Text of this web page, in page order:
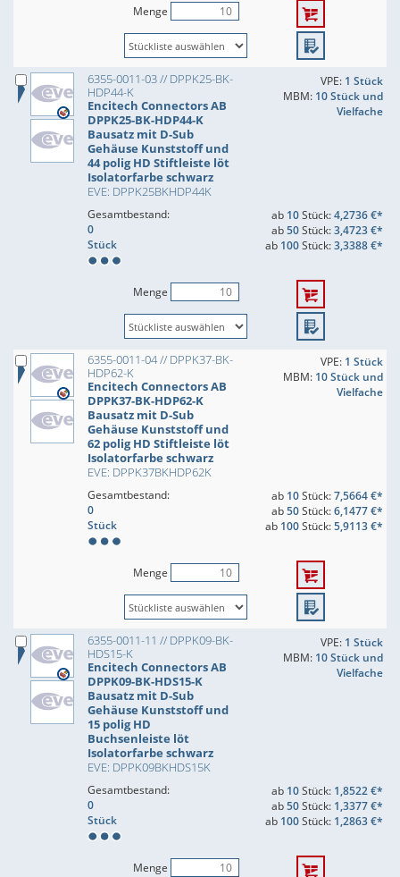
Menge
6355-0011-03 // DPPK25-BK-
HDP44-K
Encitech Connectors AB
DPPK25-BK-HDP44-K
Bausatz mit D-Sub
Gehäuse Kunststoff und
44 polig HD Stiftleiste löt
Isolatorfarbe schwarz
EVE: DPPK25BKHDP44K
VPE: 1 Stück
MBM: 10 Stück und
Vielfache
Gesamtbestand:
0
Stück
ab 10Stück:4,2736 €*
ab50Stück:3,4723 €*
ab 100Stück:3,3388 €*
Menge
6355-0011-04 // DPPK37-BK-
HDP62-K
Encitech Connectors AB
DPPK37-BK-HDP62-K
Bausatz mit D-Sub
Gehäuse Kunststoff und
62 polig HD Stiftleiste löt
Isolatorfarbe schwarz
EVE: DPPK37BKHDP62K
VPE: 1 Stück
MBM: 10 Stück und
Vielfache
Gesamtbestand:
0
Stück
ab 10Stück:7,5664 €*
ab50Stück:6,1477 €*
ab 100Stück:5,9113 €*
Menge
6355-0011-11 // DPPK09-BK-
HDS15-K
Encitech Connectors AB
DPPK09-BK-HDS15-K
Bausatz mit D-Sub
Gehäuse Kunststoff und
15 polig HD
Buchsenleiste löt
Isolatorfarbe schwarz
EVE: DPPK09BKHDS15K
VPE: 1 Stück
MBM: 10 Stück und
Vielfache
Gesamtbestand:
0
Stück
ab 10Stück: 1,8522 €*
ab50Stück: 1,3377 €*
ab 100Stück: 1,2863 €*
Menge